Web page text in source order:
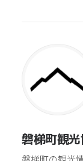
磐梯町観